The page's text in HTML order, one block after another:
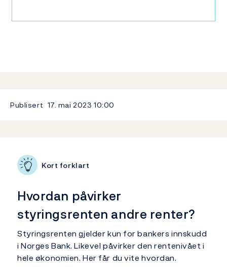
Publisert 17. mai 2023 10:00
Kort forklart
Hvordan påvirker
styringsrenten andre renter?
Styringsrenten gjelder kun for bankers innskudd
i Norges Bank. Likevel påvirker den rentenivået i
hele økonomien. Her får du vite hvordan.